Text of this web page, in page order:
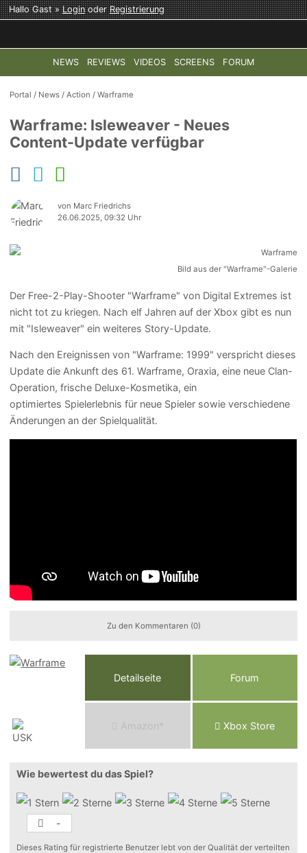
Hallo Gast »LoginoderRegistrierung
NEWS REVIEWS VIDEOS SCREENS FORUM
TOP-THEMEN: COD: MODERN WARFARE 4 HALO:
Portal / News /Action /Warframe
Warframe: Isleweaver - Neues
Content-Update verfügbar
von Marc Friedrichs
26.06.2025, 09:32 Uhr
Bild aus der "Warframe"-Galerie
Der Free-2-Play-Shooter "Warframe" von Digital Extremes ist
nicht tot zu kriegen. Nach elf Jahren auf der Xbox gibt es nun
mit "Isleweaver" ein weiteres Story-Update.
Nach den Ereignissen von "Warframe: 1999" verspricht dieses
Update die Ankunft des 61. Warframe, Oraxia, eine neue Clan-
Operation, frische Deluxe-Kosmetika, ein
optimiertes Spielerlebnis für neue Spieler sowie verschiedene
Änderungen an der Spielqualität.
Zu den Kommentaren (0)
Detailseite Forum
Ama o n* Xbox Store
Wie bewertest du das Spiel?
-
Dieses Rating für registrierte Benutzer lebt von der Qualität der verteilten